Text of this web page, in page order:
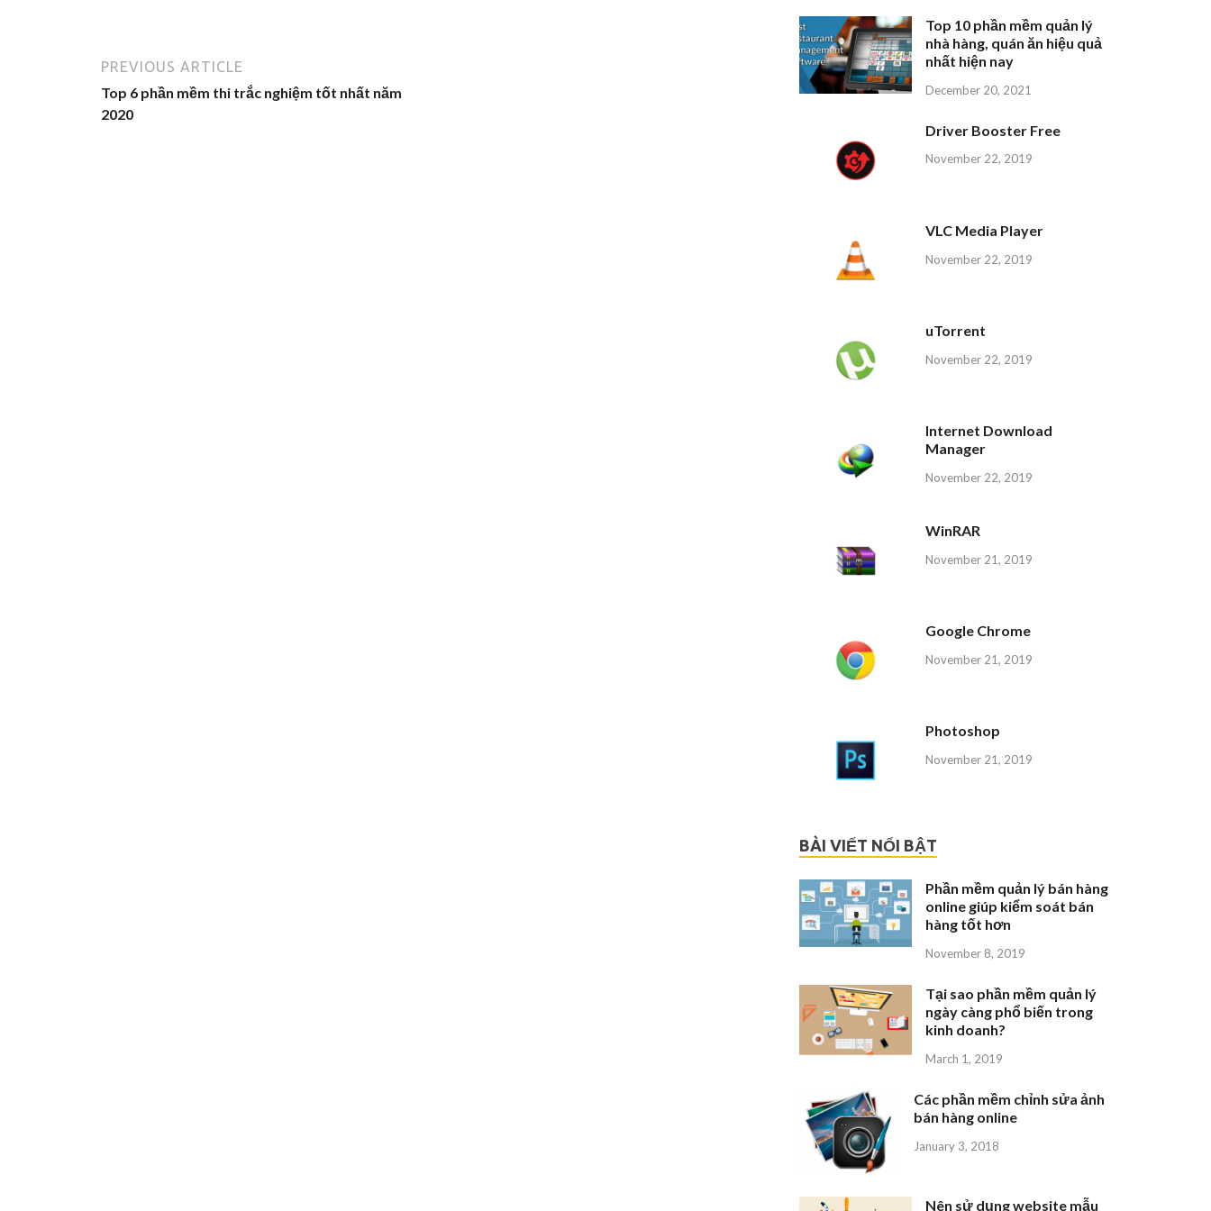
PREVIOUS ARTICLE
Top 6 phần mềm thi trắc nghiệm tốt nhất năm
2020
Top 10 phần mềm quản lý
nhà hàng, quán ăn hiệu quả
nhất hiện nay
December 20, 2021
Driver Booster Free
November 22, 2019
VLC Media Player
November 22, 2019
uTorrent
November 22, 2019
Internet Download
Manager
November 22, 2019
WinRAR
November 21, 2019
Google Chrome
November 21, 2019
Photoshop
November 21, 2019
BÀI VIẾT NỔI BẬT
Phần mềm quản lý bán hàng
online giúp kiểm soát bán
hàng tốt hơn
November 8, 2019
Tại sao phần mềm quản lý
ngày càng phổ biến trong
kinh doanh?
March 1, 2019
Các phần mềm chỉnh sửa ảnh
bán hàng online
January 3, 2018
Nên sử dụng website mẫu